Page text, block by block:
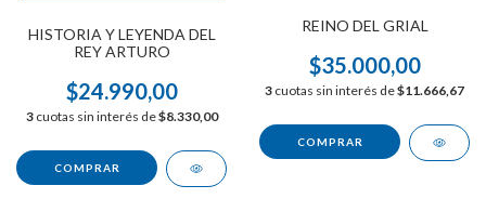
HISTORIA Y LEYENDA DEL
REY ARTURO
$24.990,00
3 cuotas sin interés de$8.330,00
REINO DEL GRIAL
$35.000,00
3 cuotas sin interés de$11.666,67